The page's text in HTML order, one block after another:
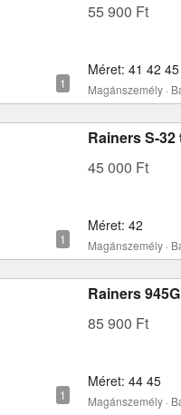
55 900 Ft
Méret: 41 42
Magánszemély ·
Rainers S-
45 000 Ft
Méret: 42
Magánszemély ·
Rainers
85 900 Ft
Méret: 44 45
Magánszemély ·